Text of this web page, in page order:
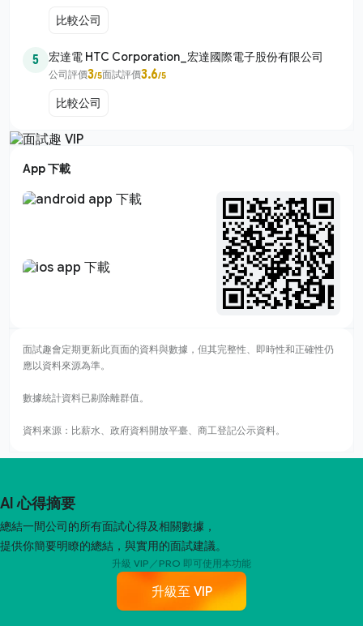
比較公司
5 宏達電 HTC Corporation_宏達國際電子股份有限公司
公司評價3/5面試評價3.6/5
比較公司
App 下載
面試趣會定期更新此頁面的資料與數據，但其完整性、即時性和正確性仍
應以資料來源為準。
數據統計資料已剔除離群值。
資料來源：比薪水、政府資料開放平臺、商工登記公示資料。
AI 心得摘要
總結一間公司的所有面試心得及相關數據，
提供你簡要明瞭的總結，與實用的面試建議。
升級 VIP／PRO 即可使用本功能
升級至 VIP